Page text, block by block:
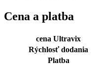
Cena a platba
cena Ultravix
Rýchlosť dodania
Platba